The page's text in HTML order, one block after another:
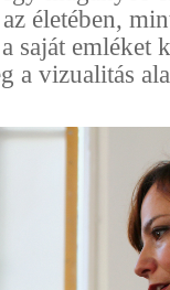
életében,
saját emléket
a vizualitás